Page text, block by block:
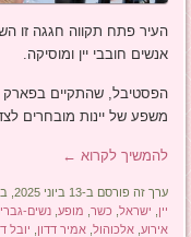
העיר פתח תקווה חגגה זו
אנשים חובבי יין ומוסיקה.
הפסטיבל, שהתקיים בפארק
משפע של יינות מובחרים
להמשיך לקרוא ←
ערך זה פורסם ב-13 ביוני 2025, ב-
יין
ישראל כשר מופע ,נשים-
אירוע ,אלכוהול ,אמיר דדון יובל